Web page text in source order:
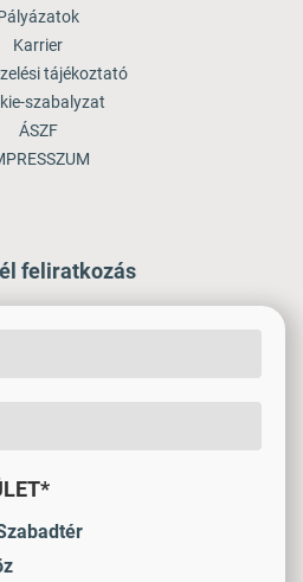
Karrier
tájékoztató
szabalyzat
ÁSZF
feliratkozás